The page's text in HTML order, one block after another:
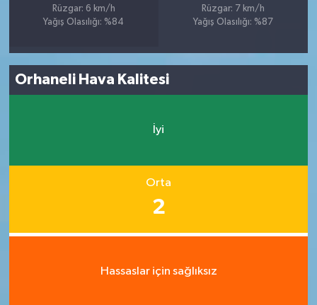
Rüzgar: 6 km/h
Yağış Olasılığı: %84
Rüzgar: 7 km/h
Yağış Olasılığı: %87
Orhaneli Hava Kalitesi
İyi
Orta
2
Hassaslar için sağlıksız